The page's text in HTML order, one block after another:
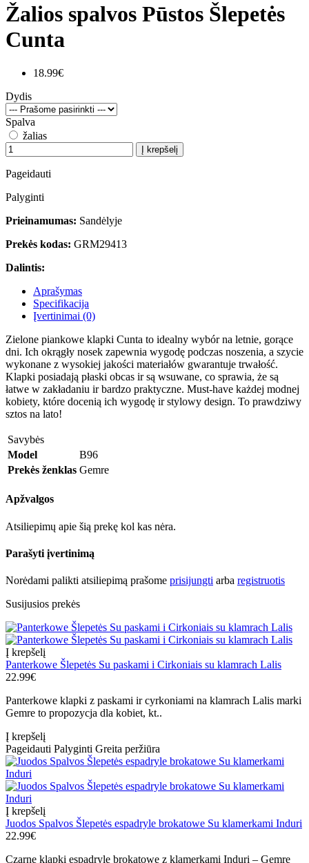
Žalios spalvos Pūstos Šlepetės
Cunta
18.99€
Dydis
Spalva
žalias
Į krepšelį
Pageidauti
Palyginti
Prieinamumas: Sandėlyje
Prekės kodas: GRM29413
Dalintis:
Aprašymas
Specifikacija
Įvertinimai (0)
Zielone piankowe klapki Cunta to idealny wybór na letnie, gorące
dni. Ich okrągły nosek zapewnia wygodę podczas noszenia, a szycie
wykonane z wysokiej jakości materiałów gwarantuje trwałość.
Klapki posiadają płaski obcas ir są wsuwane, co sprawia, że są
łatwe w zakładaniu ir bardzo praktyczne. Must-have każdej modnej
kobiety, które docenią ich wygodę ir stylowy design. To prawdziwy
sztos na lato!
Savybės
Model
B96
Prekės ženklas Gemre
Apžvalgos
Atsiliepimų apie šią prekę kol kas nėra.
Parašyti įvertinimą
Norėdami palikti atsiliepimą prašome prisijungti arba registruotis
Susijusios prekės
Į krepšelį
Panterkowe Šlepetės Su paskami i Cirkoniais su klamrach Lalis
22.99€
Panterkowe klapki z paskami ir cyrkoniami na klamrach Lalis marki
Gemre to propozycja dla kobiet, kt..
Į krepšelį
Pageidauti Palyginti Greita peržiūra
Į krepšelį
Juodos Spalvos Šlepetės espadryle brokatowe Su klamerkami Induri
22.99€
Czarne klapki espadryle brokatowe z klamerkami Induri – Gemre